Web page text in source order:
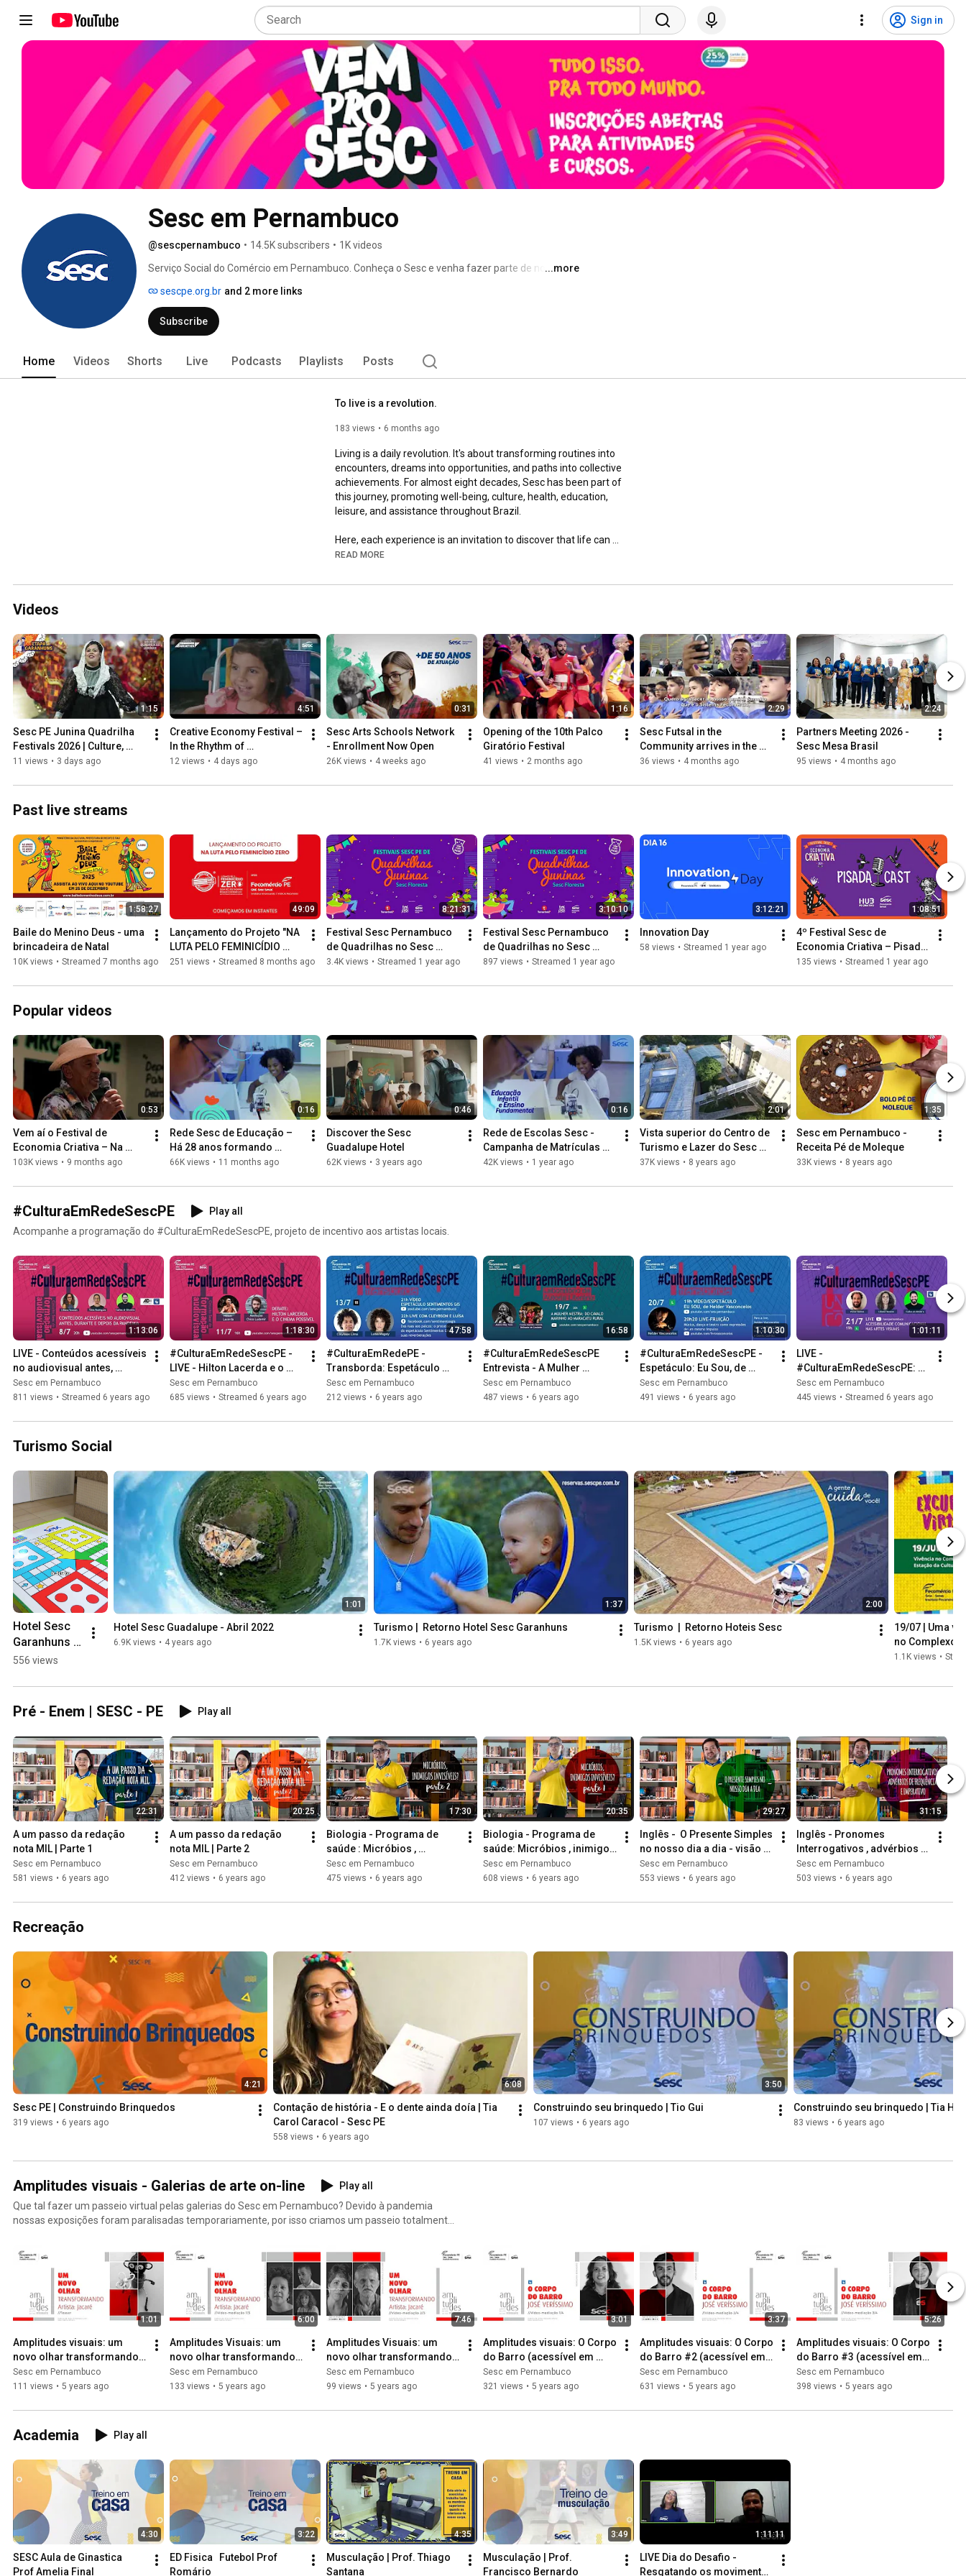
Sign in
Sesc em Pernambuco
@sescpernambuco • 14.5K subscribers • 1K videos
Serviço Social do Comércio em Pernambuco. Conheça o Sesc e venha fazer parte de nosso ...more
sescpe.org.br and 2 more links
Subscribe
Home Videos Shorts Live Podcasts Playlists Posts
To live is a revolution.
183 views 6 months ago
Living is a daily revolution. It's about transforming routines into
encounters, dreams into opportunities, and paths into collective
achievements. For almost eight decades, Sesc has been part of
this journey, promoting well-being, culture, health, education,
leisure, and assistance throughout Brazil.
Here, each experience is an invitation to discover that life can
be full, diverse, and transformative.
READ MORE
Videos
1:15
Sesc PE Junina Quadrilha
Festivals 2026 | Culture,
tradition, and emotion in
11 views • 3 days ago
4:51
Creative Economy Festival –
In the Rhythm of
Northeastern Coco 2025 |
12 views • 4 days ago
0:31
Sesc Arts Schools Network
- Enrollment Now Open
26K views • 4 weeks ago
1:16
Opening of the 10th Palco
Giratório Festival
41 views • 2 months ago
2:29
Sesc Futsal in the
Community arrives in the
interior of Pernambuco!
36 views • 4 months ago
2:24
Partners Meeting 2026 -
Sesc Mesa Brasil
95 views • 4 months ago
Past live streams
1:58:27
Baile do Menino Deus - uma
brincadeira de Natal
10K views • Streamed 7 months ago
49:09
Lançamento do Projeto "NA
LUTA PELO FEMINICÍDIO
ZERO"
251 views • Streamed 8 months ago
8:21:31
Festival Sesc Pernambuco
de Quadrilhas no Sesc
Floresta Dia 14
3.4K views • Streamed 1 year ago
3:10:10
Festival Sesc Pernambuco
de Quadrilhas no Sesc
Floresta Dia 13
897 views • Streamed 1 year ago
3:12:21
Innovation Day
58 views • Streamed 1 year ago
1:08:51
4º Festival Sesc de
Economia Criativa – Pisada
Cast #4
135 views • Streamed 1 year ago
Popular videos
0:53
Vem aí o Festival de
Economia Criativa – Na
Pisada dos Cocos do
103K views • 9 months ago
0:16
Rede Sesc de Educação –
Há 28 anos formando
protagonistas
66K views • 11 months ago
0:46
Discover the Sesc
Guadalupe Hotel
62K views • 3 years ago
0:16
Rede de Escolas Sesc -
Campanha de Matrículas
2025
42K views • 1 year ago
2:01
Vista superior do Centro de
Turismo e Lazer do Sesc
em Garanhuns
37K views • 8 years ago
1:35
Sesc em Pernambuco -
Receita Pé de Moleque
33K views • 8 years ago
#CulturaEmRedeSescPE
Play all
Acompanhe a programação do #CulturaEmRedeSescPE, projeto de incentivo aos artistas locais.
1:13:06
LIVE - Conteúdos acessíveis
no audiovisual antes,
durante e depois da
pandemia | 08/07 20H
Sesc em Pernambuco
811 views • Streamed 6 years ago
1:18:30
#CulturaEmRedeSescPE -
LIVE - Hilton Lacerda e o
cinema possível | 11/07 -
16H
Sesc em Pernambuco
685 views • Streamed 6 years ago
47:58
#CulturaEmRedePE -
Transborda: Espetáculo
Sentimento Gis com
intérprete de Libras | 13/07
Sesc em Pernambuco
212 views • 6 years ago
16:58
#CulturaEmRedeSescPE
Entrevista - A Mulher
Mestra: Do Cavalo Marinho
ao Maracatu Rural | 19/07
Sesc em Pernambuco
487 views • 6 years ago
1:10:30
#CulturaEmRedeSescPE -
Espetáculo: Eu Sou, de
Helder Vasconcelos | 20/07
19H
Sesc em Pernambuco
491 views • 6 years ago
1:01:11
LIVE -
#CulturaEmRedeSescPE:
Acessibilidade
comunicacional nas artes
Sesc em Pernambuco
445 views • Streamed 6 years ago
Turismo Social
Hotel Sesc
Garanhuns
gains a new
block.
556 views
1:01
Hotel Sesc Guadalupe - Abril 2022
6.9K views • 4 years ago
1:37
Turismo |  Retorno Hotel Sesc Garanhuns
1.7K views • 6 years ago
2:00
Turismo  |  Retorno Hoteis Sesc
1.5K views • 6 years ago
19/07 | Uma
no Complexo
1.1K views •
Pré - Enem | SESC - PE Play all
22:31
A um passo da redação
nota MIL | Parte 1
Sesc em Pernambuco
581 views • 6 years ago
20:25
A um passo da redação
nota MIL | Parte 2
Sesc em Pernambuco
412 views • 6 years ago
17:30
Biologia - Programa de
saúde : Micróbios ,
inimigos Invisíveis ? | Parte
2
Sesc em Pernambuco
475 views • 6 years ago
20:35
Biologia - Programa de
saúde: Micróbios , inimigos
Invisíveis ? | Parte 1
Sesc em Pernambuco
608 views • 6 years ago
29:27
Inglês -  O Presente Simples
no nosso dia a dia - visão
para o Enem
Sesc em Pernambuco
553 views • 6 years ago
31:15
Inglês - Pronomes
Interrogativos , advérbios
de frequência e imperativo
Sesc em Pernambuco
503 views • 6 years ago
Recreação
4:21
Sesc PE | Construindo Brinquedos
319 views • 6 years ago
6:08
Contação de história - E o dente ainda doía | Tia
Carol Caracol - Sesc PE
558 views • 6 years ago
3:50
Construindo seu brinquedo | Tio Gui
107 views • 6 years ago
Construindo seu brinquedo | Tia
83 views • 6 years ago
Amplitudes visuais - Galerias de arte on-line
Play all
Que tal fazer um passeio virtual pelas galerias do Sesc em Pernambuco? Devido à pandemia
nossas exposições foram paralisadas temporariamente, por isso criamos um passeio totalmente
1:01
Amplitudes visuais: um
novo olhar transformando |
Teaser
Sesc em Pernambuco
111 views • 5 years ago
6:00
Amplitudes Visuais: um
novo olhar transformando
#1
Sesc em Pernambuco
133 views • 5 years ago
7:46
Amplitudes Visuais: um
novo olhar transformando
#2
Sesc em Pernambuco
99 views • 5 years ago
3:01
Amplitudes visuais: O Corpo
do Barro (acessível em
libras)
Sesc em Pernambuco
321 views • 5 years ago
3:37
Amplitudes visuais: O Corpo
do Barro #2 (acessível em
libras)
Sesc em Pernambuco
631 views • 5 years ago
5:26
Amplitudes visuais: O Corpo
do Barro #3 (acessível em
libras)
Sesc em Pernambuco
398 views • 5 years ago
Academia Play all
4:30
SESC Aula de Ginastica
Prof Amelia Final
3:22
ED Fisica   Futebol Prof
Romário
4:35
Musculação | Prof. Thiago
Santana
3:49
Musculação | Prof.
Francisco Bernardo
1:11:11
LIVE Dia do Desafio -
Resgatando os movimentos